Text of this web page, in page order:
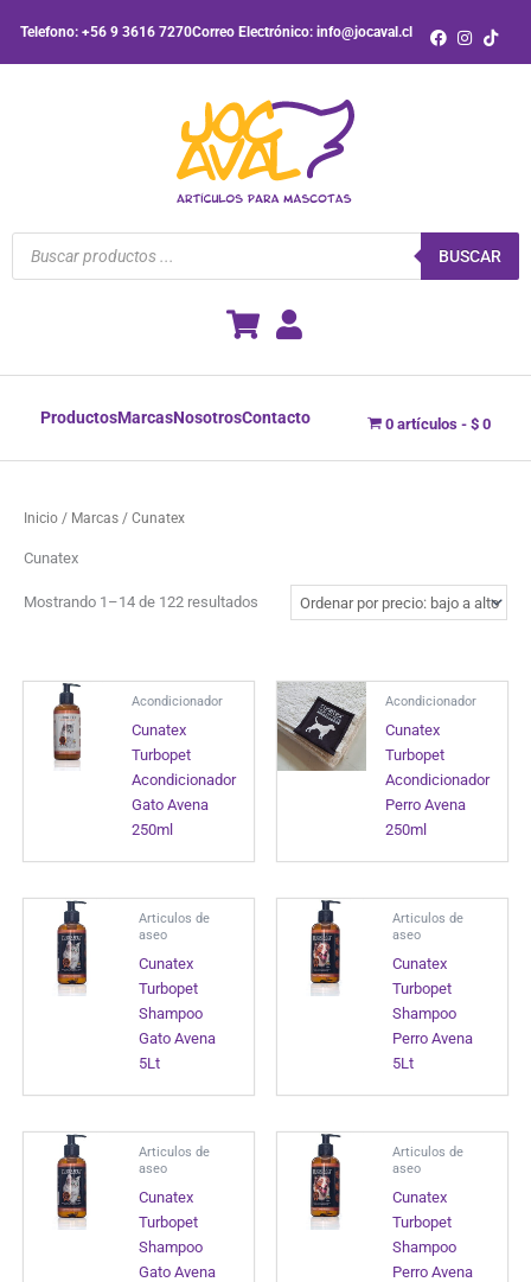
contenido
Telefono: +56 9 3616 7270Correo Electrónico: info@jocaval.cl
Búsqueda
productos
BUSCAR
ProductosMarcasNosotrosContacto 0 artículos $ 0
Inicio / Marcas / Cunatex
Cunatex
Mostrando 1–14 de 122 resultados
precio:
a
Acondicionador
Cunatex
Turbopet
Acondicionador
Gato Avena
250ml
Acondicionador
Cunatex
Turbopet
Acondicionador
Perro Avena
250ml
Articulos de
aseo
Cunatex
Turbopet
Shampoo
Gato Avena
5Lt
Articulos de
aseo
Cunatex
Turbopet
Shampoo
Perro Avena
5Lt
Articulos de
aseo
Cunatex
Turbopet
Shampoo
Gato Avena
Articulos de
aseo
Cunatex
Turbopet
Shampoo
Perro Avena